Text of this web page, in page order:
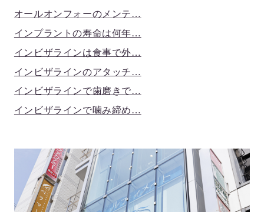
オールオンフォーのメンテ…
インプラントの寿命は何年…
インビザラインは食事で外…
インビザラインのアタッチ…
インビザラインで歯磨きで…
インビザラインで噛み締め…